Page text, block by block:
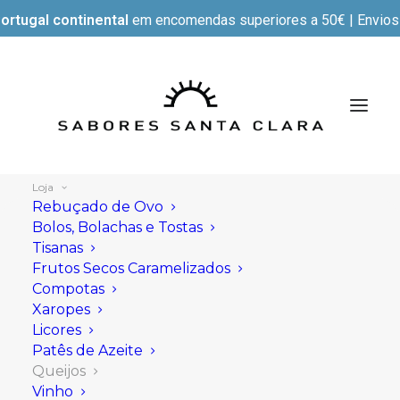
continental em encomendas superiores a 50€ |
Loja
Rebuçado de Ovo
Bolos, Bolachas e Tostas
Tisanas
Frutos Secos Caramelizados
Compotas
Xaropes
Licores
Patês de Azeite
Queijos
Vinho